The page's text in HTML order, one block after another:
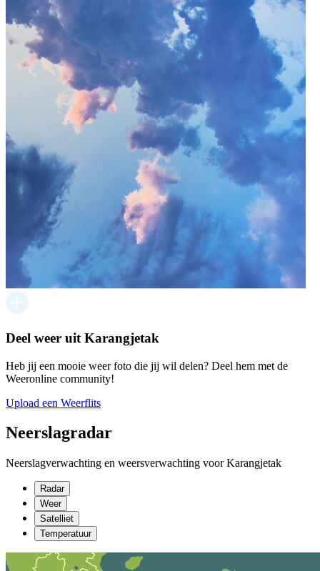
Deel weer uit Karangjetak
Heb jij een mooie weer foto die jij wil delen? Deel hem met de
Weeronline community!
Upload een Weerflits
Neerslagradar
Neerslagverwachting en weersverwachting voor Karangjetak
Radar
Weer
Satelliet
Temperatuur